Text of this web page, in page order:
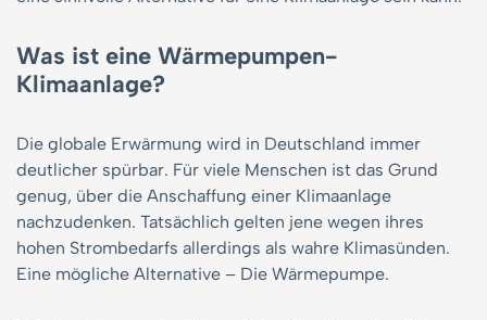
Was ist eine Wärmepumpen-
Klimaanlage?
Die globale Erwärmung wird in Deutschland immer
deutlicher spürbar. Für viele Menschen ist das Grund
genug, über die Anschaffung einer Klimaanlage
nachzudenken. Tatsächlich gelten jene wegen ihres
hohen Strombedarfs allerdings als wahre Klimasünden.
Eine mögliche Alternative – Die Wärmepumpe.